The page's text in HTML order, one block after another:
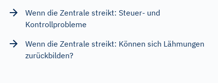
Wenn die Zentrale streikt: Steuer- und
Kontrollprobleme
Wenn die Zentrale streikt: Können sich Lähmungen
zurückbilden?